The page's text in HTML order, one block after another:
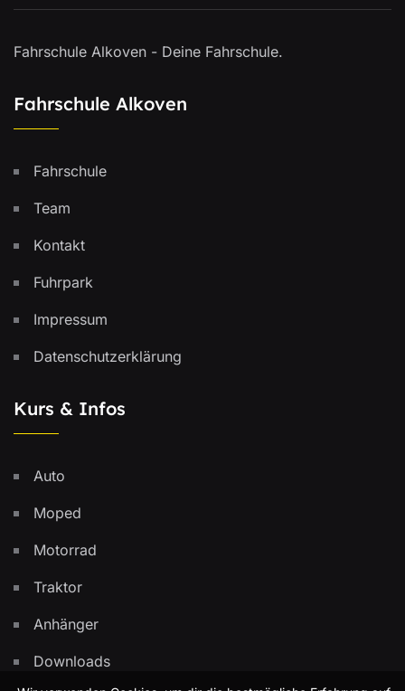
Fahrschule Alkoven - Deine Fahrschule.
Fahrschule Alkoven
Fahrschule
Team
Kontakt
Fuhrpark
Impressum
Datenschutzerklärung
Kurs & Infos
Auto
Moped
Motorrad
Traktor
Anhänger
Downloads